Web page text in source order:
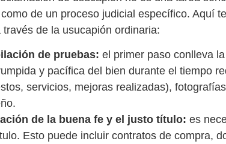
de un proceso judicial específico. Aquí
través de la usucapión ordinaria:
de pruebas: el primer paso conlleva
y pacífica del bien durante el tiempo
servicios, mejoras realizadas),
de la buena fe y el justo título: es
Esto puede incluir contratos de compra,